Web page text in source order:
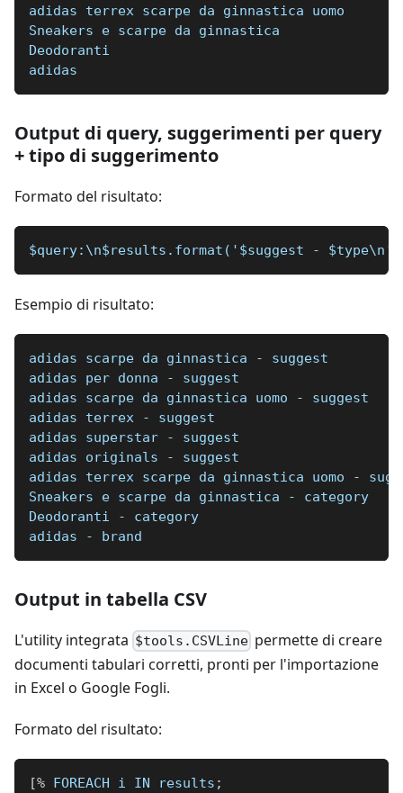
adidas terrex scarpe da ginnastica uomo
Sneakers e scarpe da ginnastica
Deodoranti
adidas
Output di query, suggerimenti per query
+ tipo di suggerimento
Formato del risultato:
$query:\n$results.format('$suggest - $type\n')
Esempio di risultato:
adidas scarpe da ginnastica - suggest
adidas per donna - suggest
adidas scarpe da ginnastica uomo - suggest
adidas terrex - suggest
adidas superstar - suggest
adidas originals - suggest
adidas terrex scarpe da ginnastica uomo -
Sneakers e scarpe da ginnastica - category
Deodoranti - category
adidas - brand
Output in tabella CSV
L'utility integrata $tools.CSVLine permette di creare
documenti tabulari corretti, pronti per l'importazione
in Excel o Google Fogli.
Formato del risultato:
[% FOREACH i IN results ;